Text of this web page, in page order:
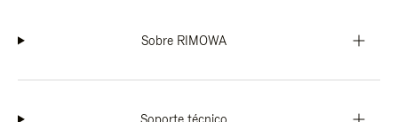
Sobre RIMOWA